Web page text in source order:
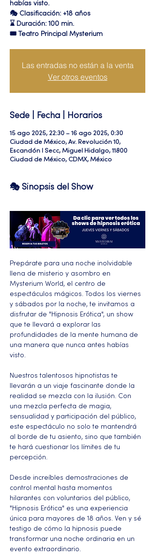
habías visto.
🎭 Clasificación: +18 años
⌛ Duración: 100 min.
🎟 Teatro Principal Mysterium
Las entradas no están a la venta
Ver otros eventos
Sede | Fecha | Horarios
15 ago 2025, 22:30 – 16 ago 2025, 0:30
Ciudad de México, Av. Revolución 10,
Escandón I Secc, Miguel Hidalgo, 11800
Ciudad de México, CDMX, México
🎭 Sinopsis del Show
Prepárate para una noche inolvidable
llena de misterio y asombro en
Mysterium World, el centro de
espectáculos mágicos. Todos los viernes
y sábados por la noche, te invitamos a
disfrutar de "Hipnosis Erótica", un show
que te llevará a explorar las
profundidades de la mente humana de
una manera que nunca antes habías
visto.
Nuestros talentosos hipnotistas te
llevarán a un viaje fascinante donde la
realidad se mezcla con la ilusión. Con
una mezcla perfecta de magia,
sensualidad y participación del público,
este espectáculo no solo te mantendrá
al borde de tu asiento, sino que también
te hará cuestionar los límites de tu
percepción.
Desde increíbles demostraciones de
control mental hasta momentos
hilarantes con voluntarios del público,
"Hipnosis Erótica" es una experiencia
única para mayores de 18 años. Ven y sé
testigo de cómo la hipnosis puede
transformar una noche ordinaria en un
evento extraordinario.